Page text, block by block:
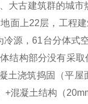
大古建筑群的城
面上22层，工程
源，61台分体式
结构部分没有采
土浇筑捣固（平
+混凝土结构（